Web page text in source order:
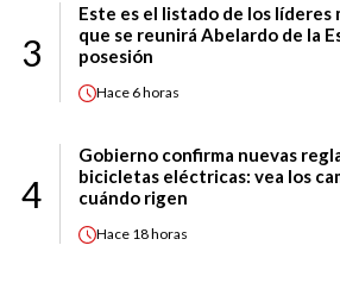
3
Este es el listado de los líderes
que se reunirá Abelardo de la
posesión
Hace 6 horas
4
Gobierno confirma nuevas
bicicletas eléctricas: vea los
cuándo rigen
Hace 18 horas